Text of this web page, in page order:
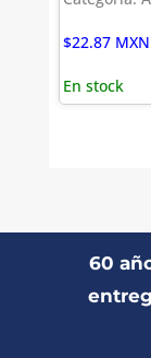
$22.87 MXN
En stock
60